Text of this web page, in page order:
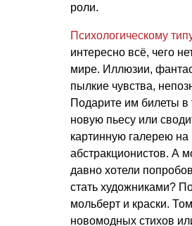
роли.
Психологическому
интересно всё, чего
мире. Иллюзии,
пылкие чувства,
Подарите им билеты в
новую пьесу или
картинную галерею на
абстракционистов. А
давно хотели
стать художниками?
мольберт и краски.
новомодных стихов